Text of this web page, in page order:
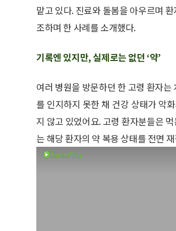
맡고 있다. 진료와 돌봄을 아우르며
조하며 한 사례를 소개했다.
기록엔 있지만, 실제로는 없던 ‘약’
여러 병원을 방문하던 한 고령 환자
를 인지하지 못한 채 건강 상태가 악
지 않고 있었어요. 고령 환자분들은
는 해당 환자의 약 복용 상태를 전면